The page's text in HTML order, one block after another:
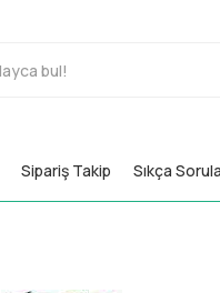
Sipariş Takip Sıkça